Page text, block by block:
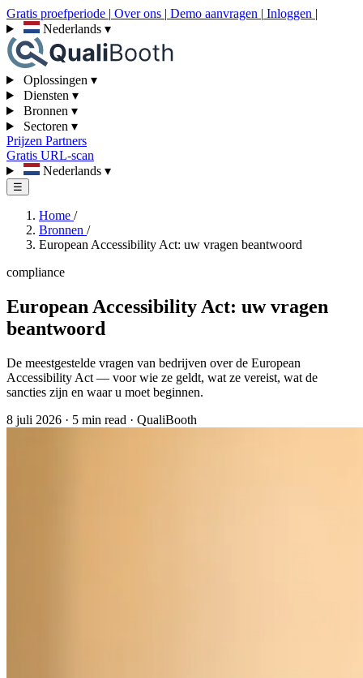
Gratis proefperiode | Over ons | Demo aanvragen | Inloggen |
Nederlands ▾
Oplossingen ▾
Diensten ▾
Bronnen ▾
Sectoren ▾
Prijzen Partners
Gratis URL-scan
Nederlands ▾
☰
Home /
Bronnen /
European Accessibility Act: uw vragen beantwoord
compliance
European Accessibility Act: uw vragen
beantwoord
De meestgestelde vragen van bedrijven over de European
Accessibility Act — voor wie ze geldt, wat ze vereist, wat de
sancties zijn en waar u moet beginnen.
8 juli 2026 · 5 min read · QualiBooth